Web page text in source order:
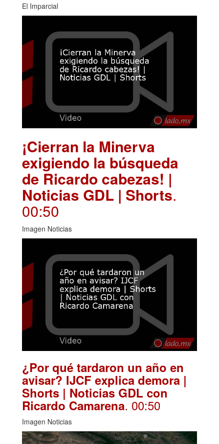
El Imparcial
¡Cierran la Minerva
exigiendo la búsqueda
de Ricardo cabezas! |
Noticias GDL | Shorts.
00:50
Imagen Noticias
¿Por qué tardaron un año en
avisar? IJCF explica demora |
Shorts | Noticias GDL con
Ricardo Camarena. 00:50
Imagen Noticias